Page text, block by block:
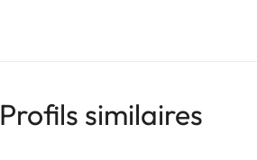
Profils similaires